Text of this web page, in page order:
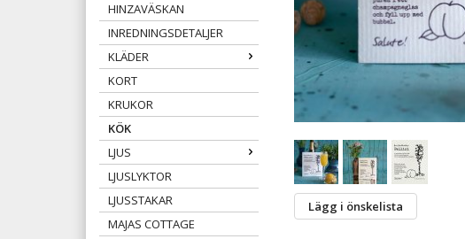
HINZAVÄSKAN
INREDNINGSDETALJER
KLÄDER
KORT
KRUKOR
KÖK
LJUS
LJUSLYKTOR
LJUSSTAKAR
MAJAS COTTAGE
Lägg i önskelista